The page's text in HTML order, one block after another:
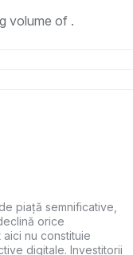
volume of .
piață semnificative,
orice
nu constituie
digitale. Investitorii